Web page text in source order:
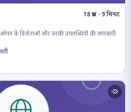
18 प्रश्न · 9 मिनट
के विजेताओं और उनकी उपलब्धियों की जानकारी